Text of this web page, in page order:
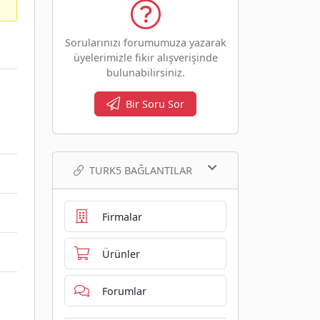
Sorularınızı forumumuza yazarak
üyelerimizle fikir alışverişinde
bulunabilirsiniz.
Bir Soru Sor
TURK5 BAĞLANTILAR
Firmalar
Ürünler
Forumlar